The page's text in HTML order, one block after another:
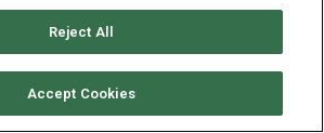
Reject All
Accept Cookies